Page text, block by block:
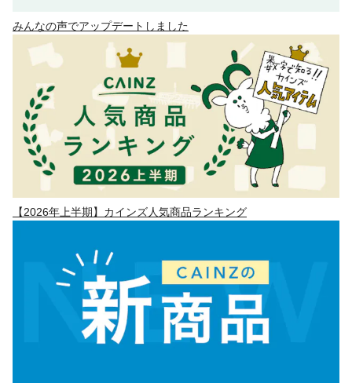
みんなの声でアップデートしました
【2026年上半期】カインズ人気商品ランキング